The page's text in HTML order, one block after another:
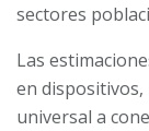
sectores
Las
en dispositivos,
universal a